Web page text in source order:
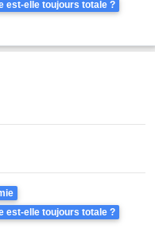
est-elle toujours totale ?
est-elle toujours totale ?